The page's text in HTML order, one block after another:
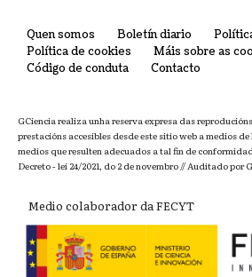
Quen somos Boletín diario
Política de cookies
Máis sobre as
Código de conduta
Contacto
GCiencia realiza unha reserva expresa das
prestacións accesibles desde este sitio web a medios
medios que resulten adecuados a tal fin de
Decreto - lei 24/2021, do 2 de novembro // Auditado por
Medio colaborador da FECYT